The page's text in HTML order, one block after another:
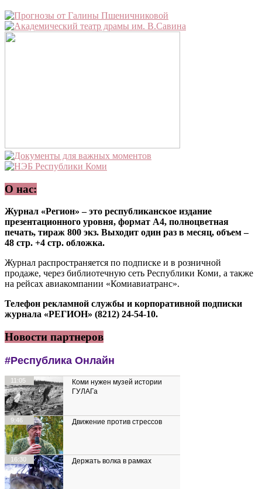
О нас:
Журнал «Регион» – это республиканское издание
презентационного уровня, формат А4, полноцветная
печать, тираж 800 экз. Выходит один раз в месяц, объем –
48 стр. +4 стр. обложка.
Журнал распространяется по подписке и в розничной
продаже, через библиотечную сеть Республики Коми, а также
на рейсах авиакомпании «Комиавиатранс».
Телефон рекламной службы и корпоративной подписки
журнала «РЕГИОН» (8212) 24-54-10.
Новости партнеров